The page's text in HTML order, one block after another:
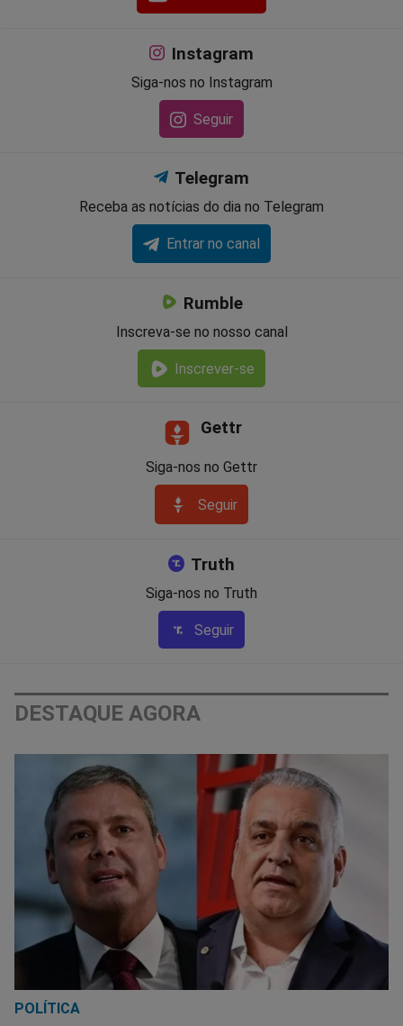
Instagram
Siga-nos no Instagram
Seguir
Telegram
Receba as notícias do dia no Telegram
Entrar no canal
Rumble
Inscreva-se no nosso canal
Inscrever-se
Gettr
Siga-nos no Gettr
Seguir
Truth
Siga-nos no Truth
Seguir
DESTAQUE AGORA
POLÍTICA